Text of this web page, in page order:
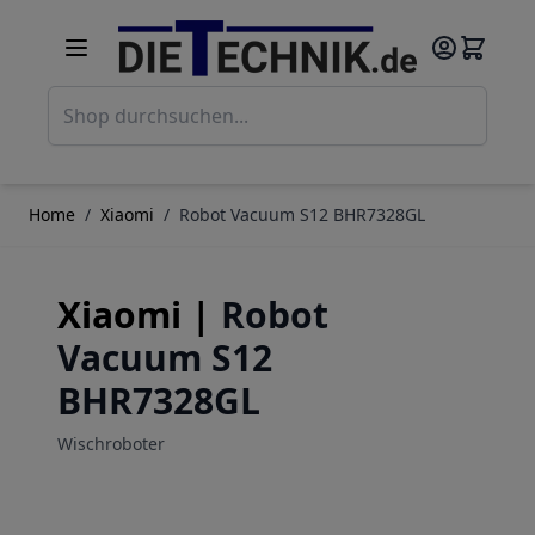
Home / Xiaomi / Robot Vacuum S12 BHR7328GL
Xiaomi | Robot
Vacuum S12
BHR7328GL
Wischroboter